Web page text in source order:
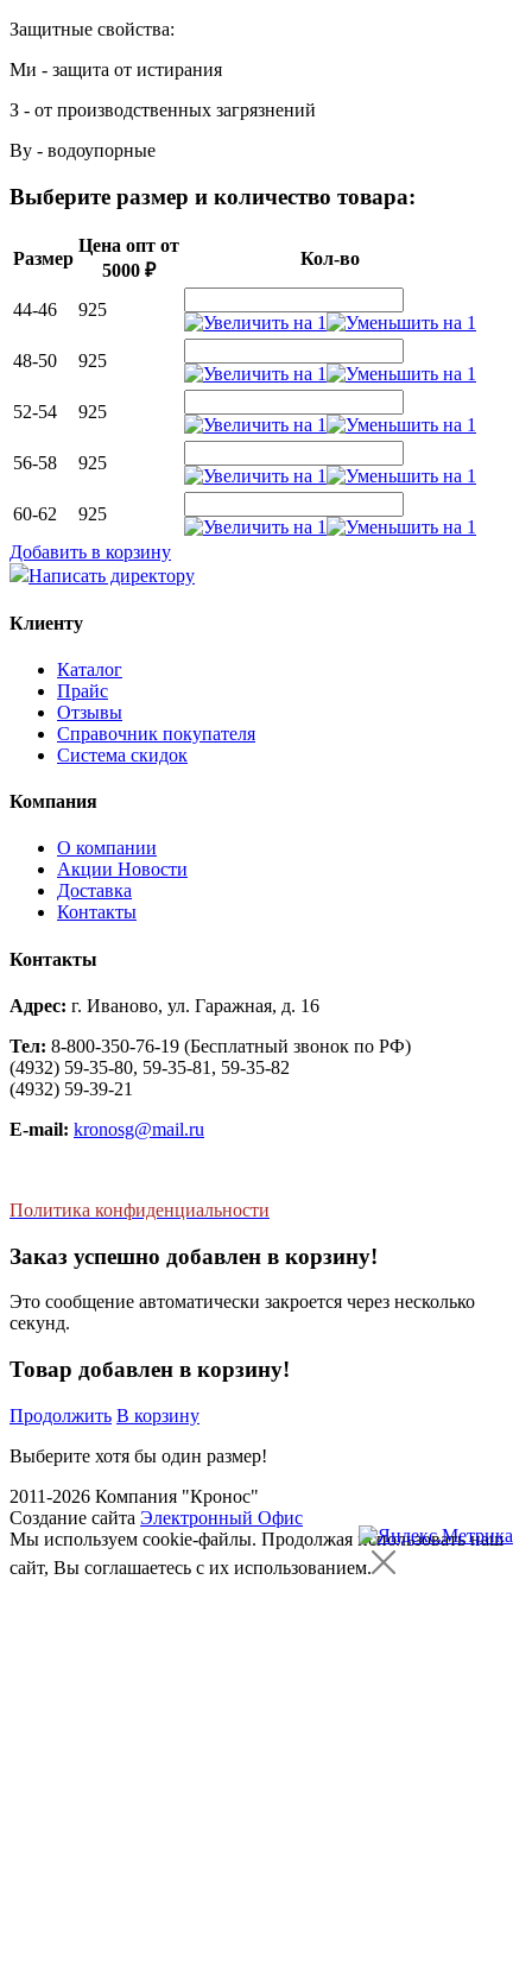
Защитные свойства:
Ми - защита от истирания
З - от производственных загрязнений
Ву - водоупорные
Выберите размер и количество товара:
Размер
Цена опт от
5000 ₽
Кол-во
44-46 925
48-50 925
52-54 925
56-58 925
60-62
925
Добавить в корзину
Написать директору
Клиенту
Каталог
Прайс
Отзывы
Справочник покупателя
Система скидок
Компания
О компании
Aкции Новости
Доставка
Контакты
Контакты
Адрес: г. Иваново, ул. Гаражная, д. 16
Тел: 8-800-350-76-19 (Бесплатный звонок по РФ)
(4932) 59-35-80, 59-35-81, 59-35-82
(4932) 59-39-21
E-mail: kronosg@mail.ru
Политика конфиденциальности
Заказ успешно добавлен в корзину!
Это сообщение автоматически закроется через несколько
секунд.
Товар добавлен в корзину!
Продолжить В корзину
Выберите хотя бы один размер!
2011-2026 Компания "Кронос"
Создание сайта Электронный Офис
Мы используем cookie-файлы. Продолжая использовать наш
сайт, Вы соглашаетесь с их использованием.